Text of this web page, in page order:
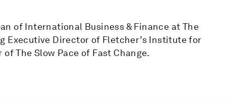
of International Business & Finance at The
Executive Director of Fletcher’s Institute for
The Slow Pace of Fast Change.